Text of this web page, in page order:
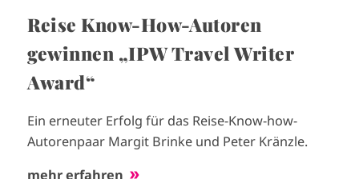
Reise Know-How-Autoren
gewinnen „IPW Travel Writer
Award“
Ein erneuter Erfolg für das Reise-Know-how-
Autorenpaar Margit Brinke und Peter Kränzle.
mehr erfahren